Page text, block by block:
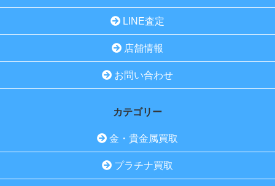
LINE査定
店舗情報
お問い合わせ
カテゴリー
金・貴金属買取
プラチナ買取